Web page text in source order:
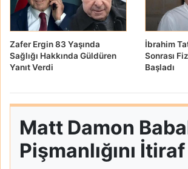
Zafer Ergin 83 Yaşında
Sağlığı Hakkında Güldüren
Yanıt Verdi
İbrahim
Sonrası
Başladı
Matt Damon
Pişmanlığını